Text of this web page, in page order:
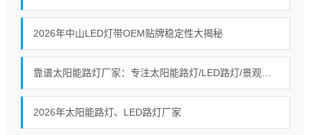
2026年中山LED灯带OEM贴牌稳定性大揭秘
2026年太阳能路灯、LED路灯厂家